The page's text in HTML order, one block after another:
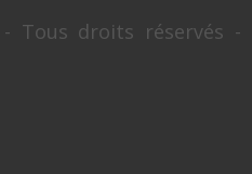
- Tous droits réservés -